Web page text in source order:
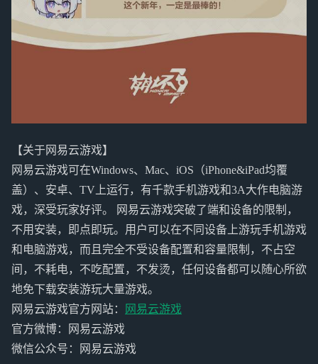
【关于网易云游戏】
网易云游戏可在Windows、Mac、iOS（iPhone&iPad均覆
盖）、安卓、TV上运行，有千款手机游戏和3A大作电脑游
戏，深受玩家好评。 网易云游戏突破了端和设备的限制，
不用安装，即点即玩。用户可以在不同设备上游玩手机游戏
和电脑游戏，而且完全不受设备配置和容量限制，不占空
间，不耗电，不吃配置，不发烫，任何设备都可以随心所欲
地免下载安装游玩大量游戏。
网易云游戏官方网站：
网易云游戏
官方微博：网易云游戏
微信公众号：网易云游戏